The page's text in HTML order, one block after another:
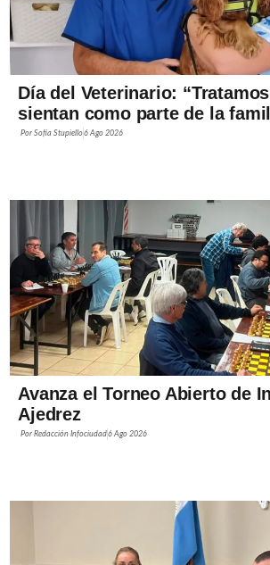
Día del Veterinario:
sientan como parte de la
PorSofía Stupiello6 Ago 2026
Avanza el Torneo Abierto de
Ajedrez
PorRedacción Infociudad6 Ago 2026